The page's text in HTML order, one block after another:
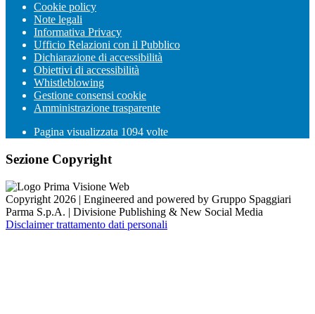
Cookie policy
Note legali
Informativa Privacy
Ufficio Relazioni con il Pubblico
Dichiarazione di accessibilità
Obiettivi di accessibilità
Whistleblowing
Gestione consensi cookie
Amministrazione trasparente
Pagina visualizzata 1094 volte
Sezione Copyright
Copyright 2026 | Engineered and powered by Gruppo Spaggiari
Parma S.p.A. | Divisione Publishing & New Social Media
Disclaimer trattamento dati personali